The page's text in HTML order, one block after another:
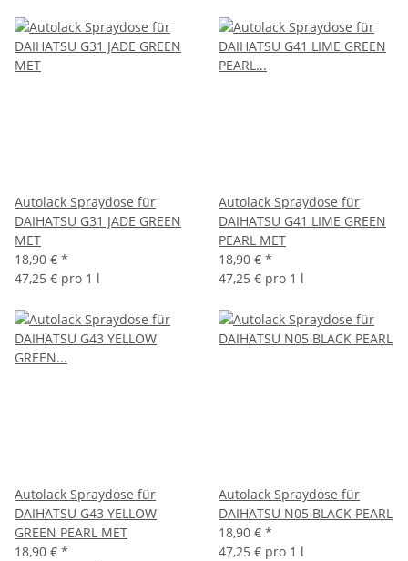
Autolack Spraydose für
DAIHATSU G31 JADE GREEN
MET
18,90 € *
47,25 € pro 1 l
Autolack Spraydose für
DAIHATSU G41 LIME GREEN
PEARL MET
18,90 € *
47,25 € pro 1 l
Autolack Spraydose für
DAIHATSU G43 YELLOW
GREEN PEARL MET
18,90 € *
Autolack Spraydose für
DAIHATSU N05 BLACK PEARL
18,90 € *
47,25 € pro 1 l